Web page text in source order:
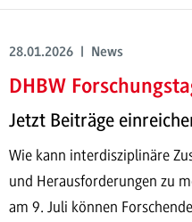
28.01.2026 | News
DHBW
Jetzt Beiträge
Wie kann interdisziplinäre
und Herausforderungen zu
am 9. Juli können